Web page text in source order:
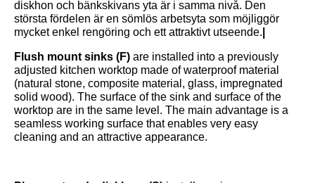
diskhon och bänkskivans yta är i samma nivå. Den
största fördelen är en sömlös arbetsyta som möjliggör
mycket enkel rengöring och ett attraktivt utseende.
Flush mount sinks (F) are installed into a previously
adjusted kitchen worktop made of waterproof material
(natural stone, composite material, glass, impregnated
solid wood). The surface of the sink and surface of the
worktop are in the same level. The main advantage is a
seamless working surface that enables very easy
cleaning and an attractive appearance.